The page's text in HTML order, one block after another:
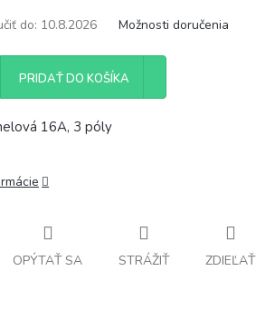
do: 10.8.2026 Možnosti doručenia
PRIDAŤ DO KOŠÍKA
16A, 3 póly
OPÝTAŤ SA STRÁŽIŤ ZDIEĽAŤ